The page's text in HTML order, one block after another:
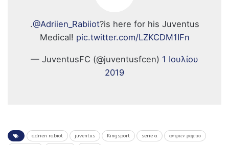
.@Adriien_Rabiiot?is here for his Juventus
Medical! pic.twitter.com/LZKCDM1IFn
— JuventusFC (@juventusfcen) 1 Ιουλίου
2019
adrien rabiot juventus Kingsport serie a αντριεν ραμπιο